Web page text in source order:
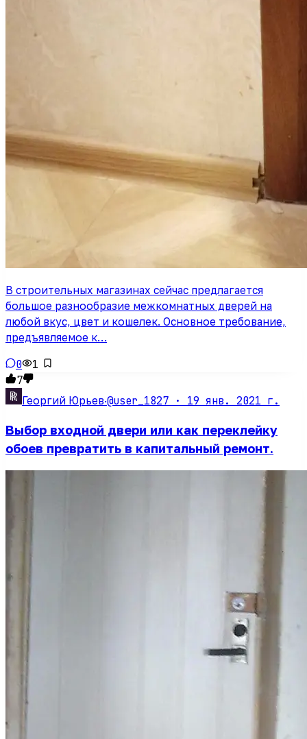
В строительных магазинах сейчас предлагается
большое разнообразие межкомнатных дверей на
любой вкус, цвет и кошелек. Основное требование,
предъявляемое к…
0
1
7
Георгий Юрьев·@user_1827 · 19 янв. 2021 г.
Выбор входной двери или как переклейку
обоев превратить в капитальный ремонт.